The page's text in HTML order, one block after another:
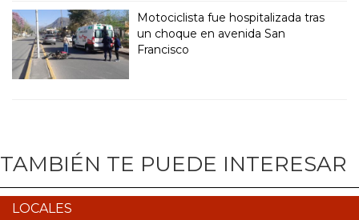
Motociclista fue hospitalizada tras
un choque en avenida San
Francisco
TAMBIÉN TE PUEDE INTERESAR
LOCALES